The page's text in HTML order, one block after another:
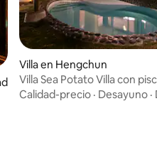
hospedarse
Villa en Hengchun
Villa Sea Potato Villa con
doble (solo para adultos)
Calidad-precio · Desayuno ·